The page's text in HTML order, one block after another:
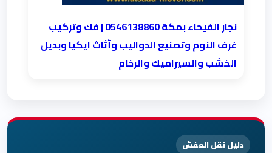
نجار الفيحاء بمكة 0546138860⁩ | فك وتركيب
غرف النوم وتصنيع الدواليب وأثاث ايكيا وبديل
الخشب والسيراميك والرخام
دليل نقل العفش